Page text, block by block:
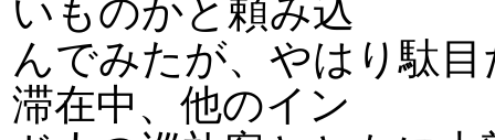
いものかと頼み込
んでみたが、やはり駄
滞在中、他のイン